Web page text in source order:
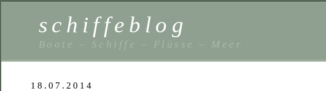
schiffeblog
Boote – Schiffe – Flüsse – Meer
18.07.2014